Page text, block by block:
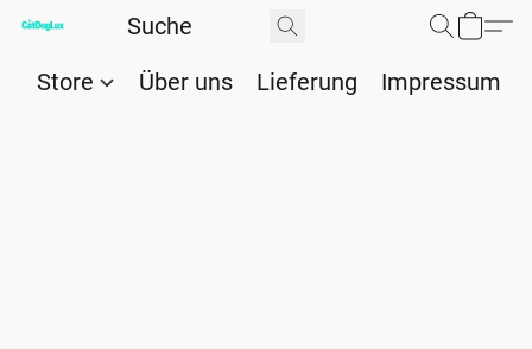
Store Über uns Lieferung Impressum